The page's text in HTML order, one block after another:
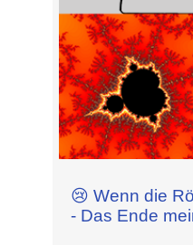
😢 Wenn die
- Das Ende